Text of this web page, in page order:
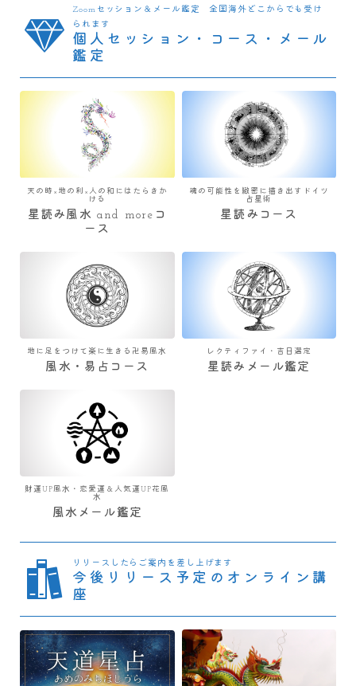
Zoomセッション＆メール鑑定 全国海外どこからでも受け
られます
個人セッション・コース・メール
鑑定
天の時×地の利×人の和にはたらきか
ける
星読み風水 and moreコ
ース
魂の可能性を緻密に描き出すドイツ
占星術
星読みコース
地に足をつけて楽に生きる卍易風水
風水・易占コース
レクティファイ・吉日選定
星読みメール鑑定
財運UP風水・恋愛運＆人気運UP花風
水
風水メール鑑定
リリースしたらご案内を差し上げます
今後リリース予定のオンライン講
座